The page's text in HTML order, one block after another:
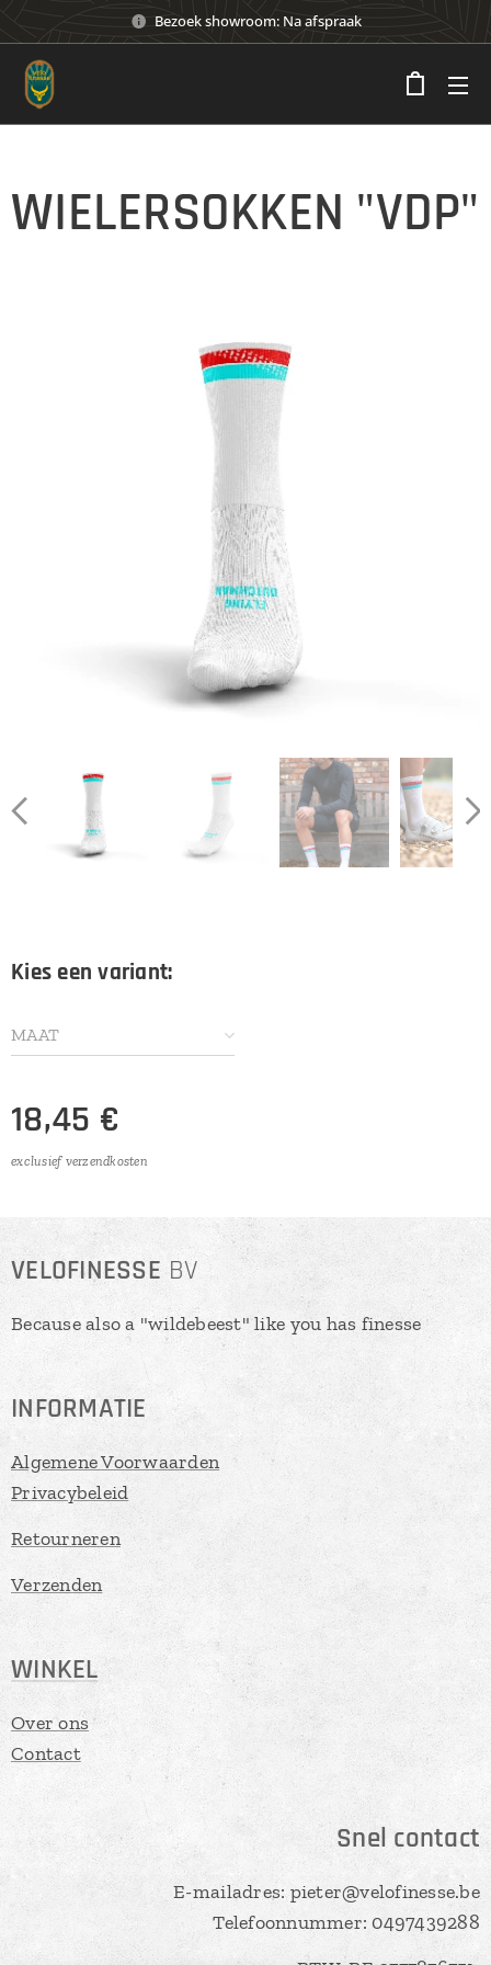
Bezoek showroom: Na afspraak
WIELERSOKKEN "VDP"
Kies een variant:
MAAT
18,45 €
exclusief verzendkosten
VELOFINESSEBV
Because also a "wildebeest" like you has finesse
INFORMATIE
Algemene Voorwaarden
Privacybeleid
Retourneren
Verzenden
WINKEL
Over ons
Contact
Snel contact
E-mailadres: pieter@velofinesse.be
Telefoonnummer: 0497439288